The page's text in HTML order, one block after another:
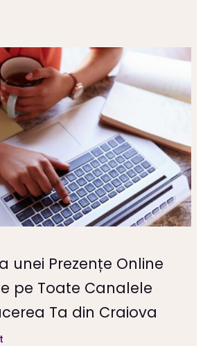
unei Prezențe Online
pe Toate Canalele
Ta din Craiova